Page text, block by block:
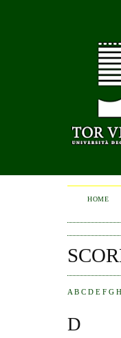
HOME
A B C D E F G H
D